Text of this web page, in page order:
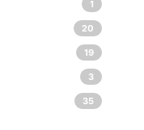
1
20
19
3
35